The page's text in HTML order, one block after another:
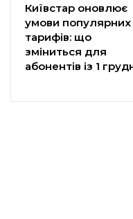
Київстар оновлює
умови популярних
тарифів: що
зміниться для
абонентів із 1